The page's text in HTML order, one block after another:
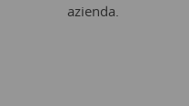
azienda.